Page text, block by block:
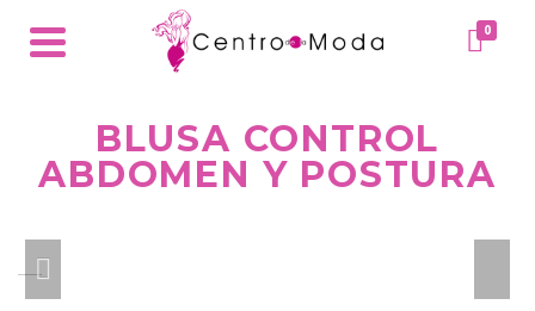
0
BLUSA CONTROL
ABDOMEN Y POSTURA